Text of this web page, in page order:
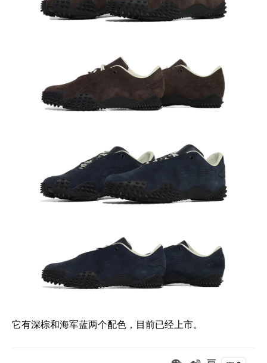
它有深棕和海军蓝两个配色，目前已经上市。